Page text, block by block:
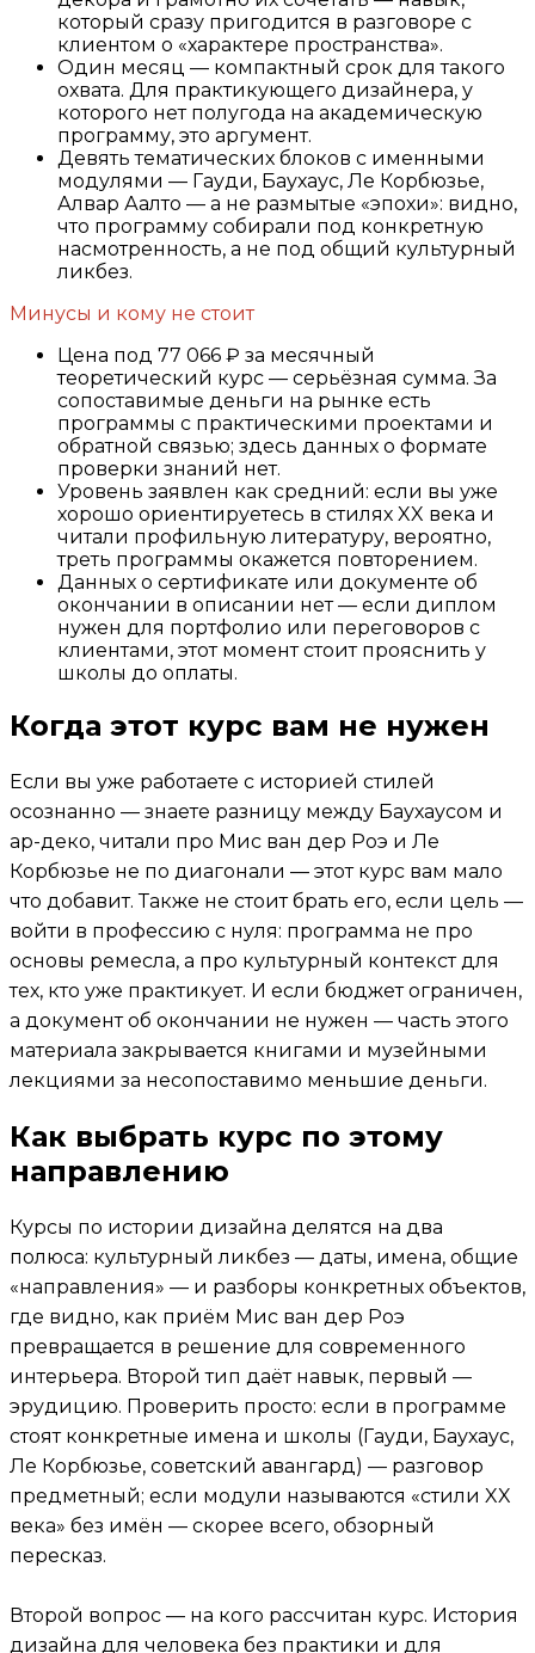
который сразу пригодится в разговоре с
клиентом о «характере пространства».
Один месяц — компактный срок для такого
охвата. Для практикующего дизайнера, у
которого нет полугода на академическую
программу, это аргумент.
Девять тематических блоков с именными
модулями — Гауди, Баухаус, Ле Корбюзье,
Алвар Аалто — а не размытые «эпохи»: видно,
что программу собирали под конкретную
насмотренность, а не под общий культурный
ликбез.
Минусы и кому не стоит
Цена под 77 066 ₽ за месячный
теоретический курс — серьёзная сумма. За
сопоставимые деньги на рынке есть
программы с практическими проектами и
обратной связью; здесь данных о формате
проверки знаний нет.
Уровень заявлен как средний: если вы уже
хорошо ориентируетесь в стилях XX века и
читали профильную литературу, вероятно,
треть программы окажется повторением.
Данных о сертификате или документе об
окончании в описании нет — если диплом
нужен для портфолио или переговоров с
клиентами, этот момент стоит прояснить у
школы до оплаты.
Когда этот курс вам не нужен
Если вы уже работаете с историей стилей
осознанно — знаете разницу между Баухаусом и
ар-деко, читали про Мис ван дер Роэ и Ле
Корбюзье не по диагонали — этот курс вам мало
что добавит. Также не стоит брать его, если цель —
войти в профессию с нуля: программа не про
основы ремесла, а про культурный контекст для
тех, кто уже практикует. И если бюджет ограничен,
а документ об окончании не нужен — часть этого
материала закрывается книгами и музейными
лекциями за несопоставимо меньшие деньги.
Как выбрать курс по этому
направлению
Курсы по истории дизайна делятся на два
полюса: культурный ликбез — даты, имена, общие
«направления» — и разборы конкретных объектов,
где видно, как приём Мис ван дер Роэ
превращается в решение для современного
интерьера. Второй тип даёт навык, первый —
эрудицию. Проверить просто: если в программе
стоят конкретные имена и школы (Гауди, Баухаус,
Ле Корбюзье, советский авангард) — разговор
предметный; если модули называются «стили XX
века» без имён — скорее всего, обзорный
пересказ.
Второй вопрос — на кого рассчитан курс. История
дизайна для человека без практики и для